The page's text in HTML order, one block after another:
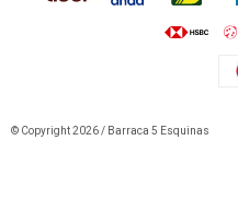
© Copyright 2026 / Barraca 5 Esquinas